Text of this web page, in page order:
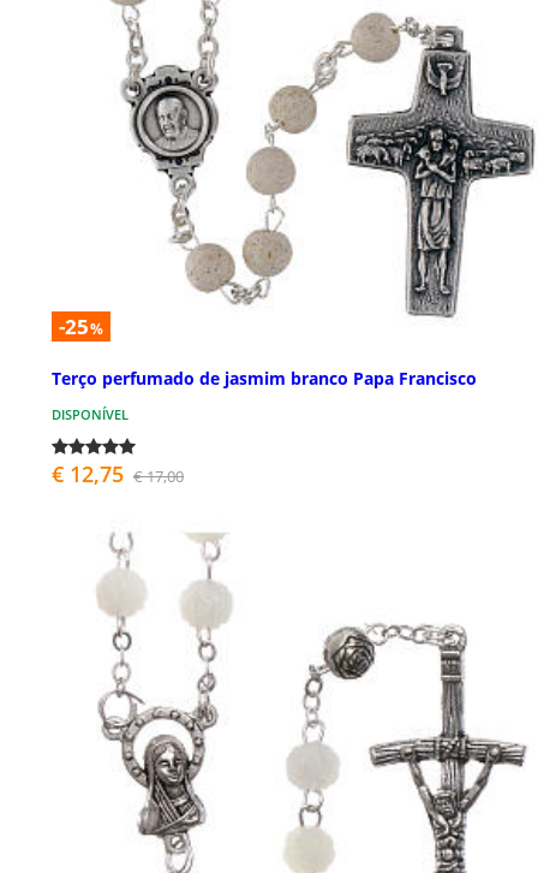
-25%
Terço perfumado de jasmim branco Papa Francisco
DISPONÍVEL
€ 12,75 € 17,00